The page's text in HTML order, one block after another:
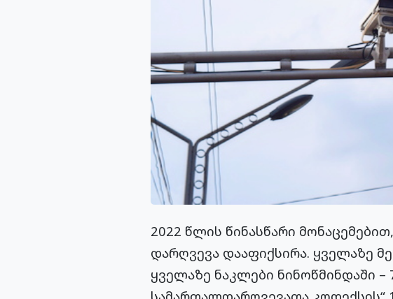
2022 წლის წინასწარი
დარღვევა დააფიქსირა. ყველაზე
ყველაზე ნაკლები ნინოწმინდაში